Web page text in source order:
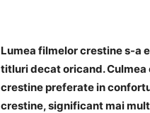
Lumea filmelor crestine s-a
titluri decat oricand. Culmea
crestine preferate in
crestine, significant mai